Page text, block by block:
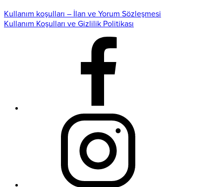
Kullanım koşulları – İlan ve Yorum Sözleşmesi
Kullanım Koşulları ve Gizlilik Politikası